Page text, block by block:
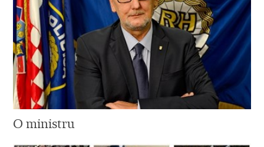
O ministru